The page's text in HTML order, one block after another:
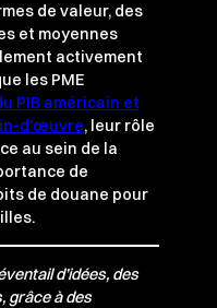
de valeur, des
et moyennes
activement
les PME
PIB américain et
d’œuvre, leur rôle
au sein de la
de
de douane pour
d’idées, des
grâce à des